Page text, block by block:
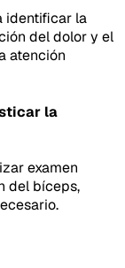
identificar la
del dolor y el
atención
la
examen
del bíceps,